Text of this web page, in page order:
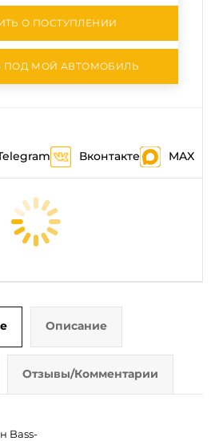
О ПОСТУПЛЕНИИ
ПОД МОЙ АВТОМОБИЛЬ
Вконтакте MAX
Описание
Отзывы/Комментарии
Bass-